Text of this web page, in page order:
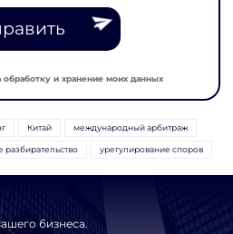
обработку и хранение моих данных
Китай международный арбитраж
разбирательство урегулирование споров
бизнеса.